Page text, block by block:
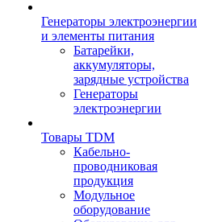
Генераторы электроэнергии
и элементы питания
Батарейки,
аккумуляторы,
зарядные устройства
Генераторы
электроэнергии
Товары TDM
Кабельно-
проводниковая
продукция
Модульное
оборудование